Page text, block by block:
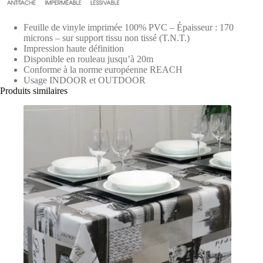
Feuille de vinyle imprimée 100% PVC – Épaisseur : 170
microns – sur support tissu non tissé (T.N.T.)
Impression haute définition
Disponible en rouleau jusqu’à 20m
Conforme à la norme européenne REACH
Usage INDOOR et OUTDOOR
Produits similaires